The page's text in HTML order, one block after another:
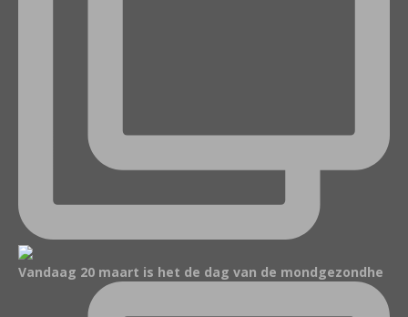
Vandaag 20 maart is het de dag van de mondgezondhe